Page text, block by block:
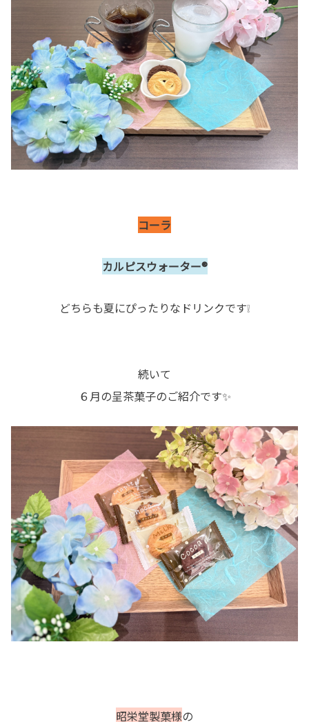
コーラ
カルピスウォーター®
どちらも夏にぴったりなドリンクです❕
続いて
６月の呈茶菓子のご紹介です✨
昭栄堂製菓様の